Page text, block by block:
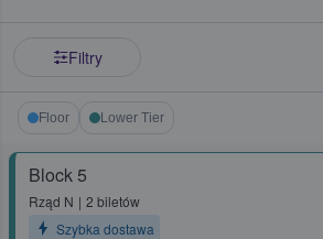
Filtry
Floor Lower Tier
Block 5
Rząd N
2 biletów
Szybka dostawa